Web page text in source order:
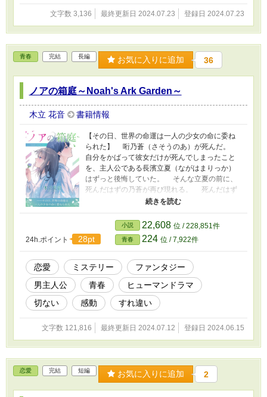
文字数 3,136 最終更新日 2024.07.23 登録日 2024.07.23
青春 完結 長編 お気に入りに追加 36
ノアの箱庭～Noah's Ark Garden～
木立 花音 書籍情報
【その日、世界の命運は一人の少女の命に委ね
られた】 哘乃蒼（さそうのあ）が死んだ。
自分をかばって彼女だけが死んでしまったこと
を、主人公である長濱立夏（ながはまりっか）
はずっと後悔していた。 そんな立夏の前に、
死んだはずの乃蒼が再び現れる。 死んだはず
の乃蒼がなぜここにいるのかはわからず、また
彼女も、なぜ自分がここにいるのかわからない
のだという。乃蒼が死んだあの日から、彼女の
記憶は飛んでいるらしい。 何か未練を残して
いることによって、乃蒼がここにやってきたの
だとしたら、それを解消するべきなんじゃない
のか。そう考えた立夏は、二人でかつて書いて
いた、未完成のままになっている小説を二人で
完成させよう、と提案する。 小説の完成が間
近に迫ったある夏の日。二人の元に木田（き
だ）と名乗る女性がやってくる。 「哘乃蒼は生
きている」と木田に告げられ、向かった先の病
院で、二人は衝撃的な光景を目にする。 見え
てきた世界の秘密。乃蒼の正体。 世界の命運
択を迫られることになるのだった。 タイムリ
ミットは、彼女の命日である十一月三日。
24h.ポイント 28pt
小説 22,608 位 / 228,851件
青春 224 位 / 7,922件
恋愛 ミステリー
ファンタジー
男主人公
青春
ヒューマンドラマ
切ない
感動 すれ違い
文字数 121,816 最終更新日 2024.07.12 登録日 2024.06.15
恋愛 完結 短編 お気に入りに追加 2